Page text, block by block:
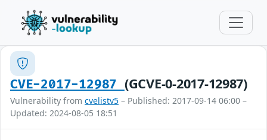
CVE-2017-12987 (GCVE-0-2017-12987)
Vulnerability from cvelistv5 – Published: 2017-09-14 06:00 –
Updated: 2024-08-05 18:51